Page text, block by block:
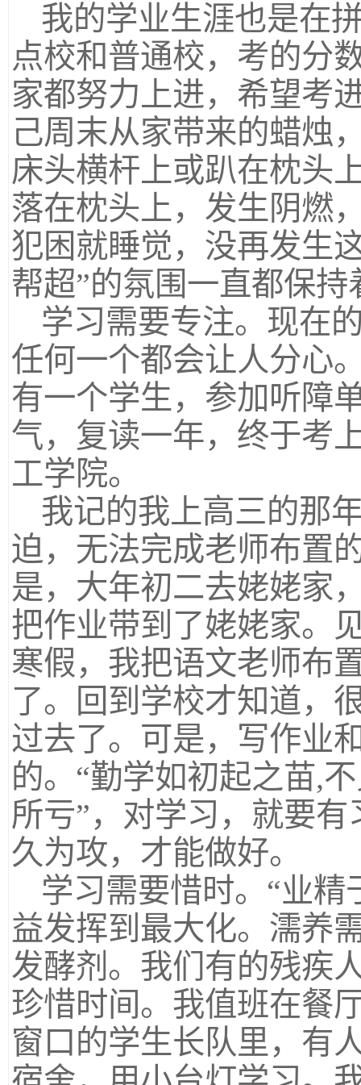
我的学业生涯也是在
点校和普通校，考的分
家都努力上进，希望考
己周末从家带来的蜡烛
床头横杆上或趴在枕头
落在枕头上，发生阴燃
犯困就睡觉，没再发生
帮超”的氛围一直都保持
学习需要专注。现在
任何一个都会让人分心
有一个学生，参加听障
气，复读一年，终于考
工学院。
我记的我上高三的那
迫，无法完成老师布置
是，大年初二去姥姥家
把作业带到了姥姥家。
寒假，我把语文老师布
了。回到学校才知道，
过去了。可是，写作业
的。“勤学如初起之苗,
所亏”，对学习，就要
久为攻，才能做好。
学习需要惜时。“业
益发挥到最大化。濡养
发酵剂。我们有的残疾
珍惜时间。我值班在餐
窗口的学生长队里，有